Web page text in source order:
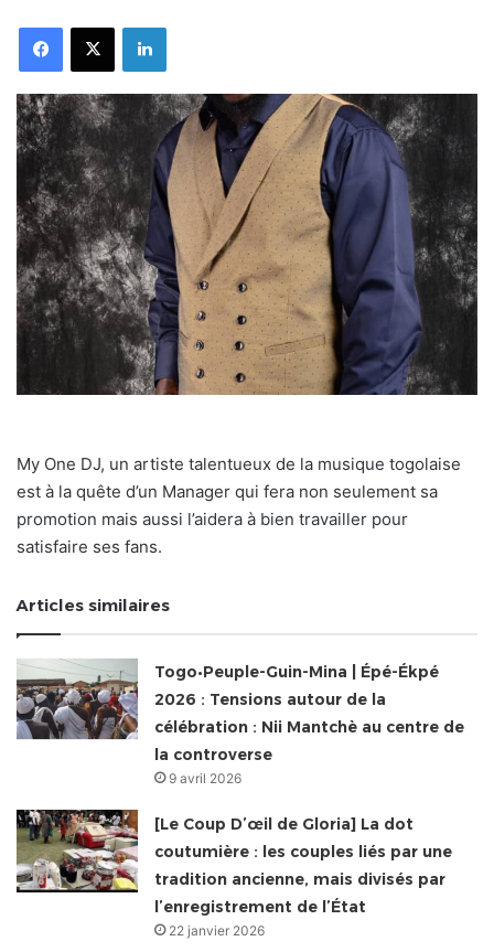
FacebookX Linkedin
My One DJ, un artiste talentueux de la musique togolaise
est à la quête d’un Manager qui fera non seulement sa
promotion mais aussi l’aidera à bien travailler pour
satisfaire ses fans.
Articles similaires
Togo•Peuple-Guin-Mina | Épé-Ékpé
2026 : Tensions autour de la
célébration : Nii Mantchè au centre de
la controverse
9 avril 2026
[Le Coup D’œil de Gloria] La dot
coutumière : les couples liés par une
tradition ancienne, mais divisés par
l’enregistrement de l’État
22 janvier 2026